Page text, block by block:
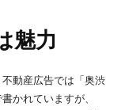
魅力
動産広告では「奥渋
かれていますが、